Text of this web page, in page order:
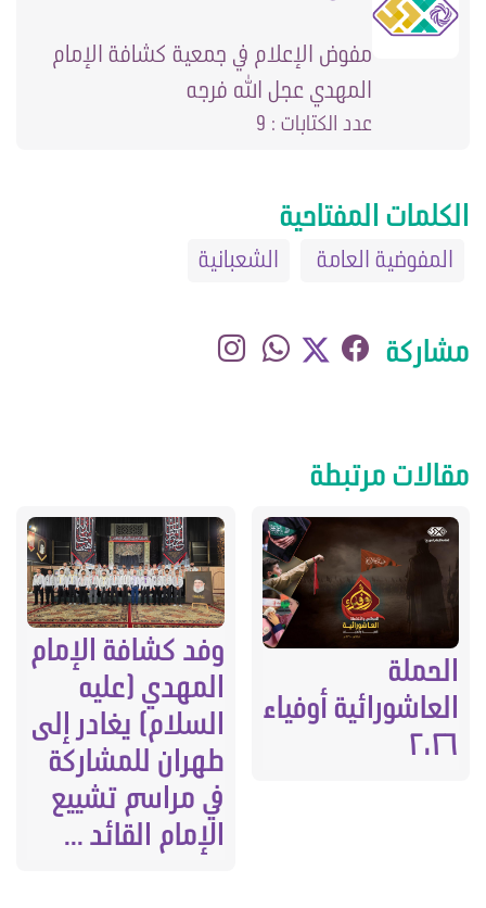
مفوض الإعلام في جمعية كشافة الإمام
المهدي عجل الله فرجه
عدد الكتابات : 9
الكلمات المفتاحية
المفوضية العامة الشعبانية
مشاركة
مقالات مرتبطة
وفد كشافة الإمام
المهدي (عليه
السلام) يغادر إلى
طهران للمشاركة
في مراسم تشييع
الإمام القائد ...
الحملة
العاشورائية أوفياء
٢٠٢٦